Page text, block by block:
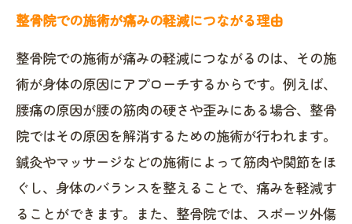
整骨院での施術が痛みの軽減につながる理由
整骨院での施術が痛みの軽減につながるのは、その施
術が身体の原因にアプローチするからです。例えば、
腰痛の原因が腰の筋肉の硬さや歪みにある場合、整骨
院ではその原因を解消するための施術が行われます。
鍼灸やマッサージなどの施術によって筋肉や関節をほ
ぐし、身体のバランスを整えることで、痛みを軽減す
ることができます。また、整骨院では、スポーツ外傷